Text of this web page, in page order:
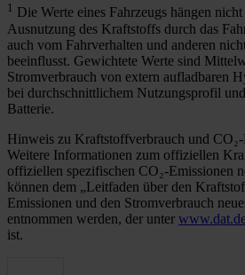
1 Die Werte eines Fahrzeugs hängen
Ausnutzung des Kraftstoffs durch das
auch vom Fahrverhalten und anderen
beeinflusst. Gewichtete Werte sind
Stromverbrauch von extern aufladbaren
bei durchschnittlichem Nutzungsprofil
Batterie.
Hinweis zu Kraftstoffverbrauch und CO₂-
Weitere Informationen zum offiziellen
offiziellen spezifischen CO₂-Emissionen
können dem „Leitfaden über den
Emissionen und den Stromverbrauch
entnommen werden, der unter
ist.